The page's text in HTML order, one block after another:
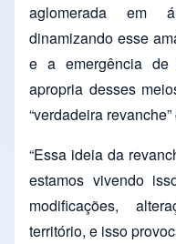
aglomerada em
dinamizando esse
e a emergência
apropria desses
“verdadeira
“Essa ideia da
estamos vivendo
modificações,
território, e isso